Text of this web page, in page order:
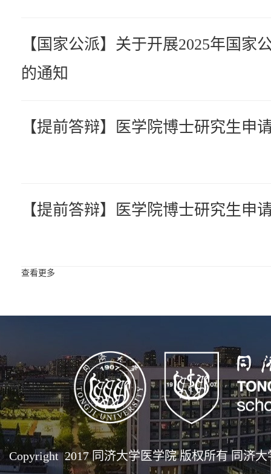
【国家公派】关于开展2025年国家
的通知
【提前答辩】医学院博士研究生申
【提前答辩】医学院博士研究生申
查看更多
Copyright 2017 同济大学医学院 版权所有 同济